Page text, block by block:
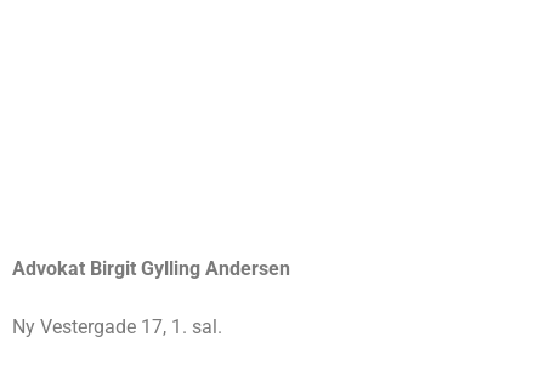
Advokat Birgit Gylling Andersen
Ny Vestergade 17, 1. sal.